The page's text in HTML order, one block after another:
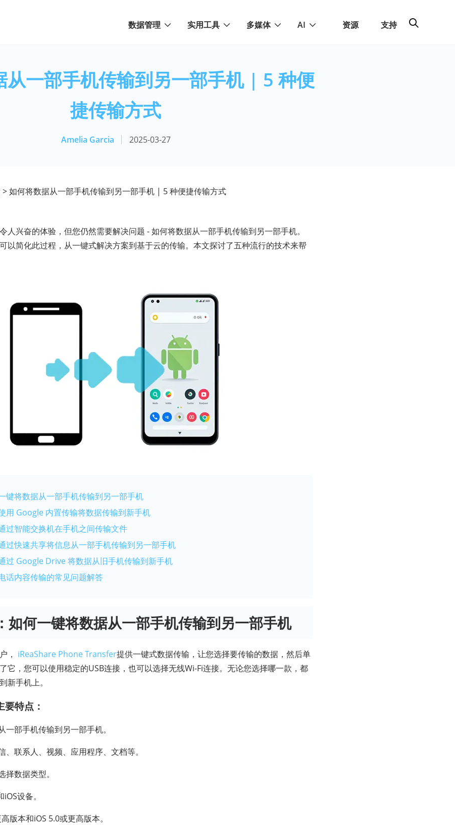
数据管理 实用工具 多媒体 AI 资源 支持
从一部手机传输到另一部手机 | 5 种便
捷传输方式
Amelia Garcia 2025-03-27
> 如何将数据从一部手机传输到另一部手机 | 5 种便捷传输方式
人兴奋的体验，但您仍然需要解决问题 - 如何将数据从一部手机传输到另一部手机。
以简化此过程，从一键式解决方案到基于云的传输。本文探讨了五种流行的技术来帮
键将数据从一部手机传输到另一部手机
用 Google 内置传输将数据传输到新手机
过智能交换机在手机之间传输文件
过快速共享将信息从一部手机传输到另一部手机
过 Google Drive 将数据从旧手机传输到新手机
话内容传输的常见问题解答
如何一键将数据从一部手机传输到另一部手机
， iReaShare Phone Transfer提供一键式数据传输，让您选择要传输的数据，然后单
它，您可以使用稳定的USB连接，也可以选择无线Wi-Fi连接。无论您选择哪一款，都
新手机上。
特点：
部手机传输到另一部手机。
、联系人、视频、应用程序、文档等。
数据类型。
设备。
版本和iOS 5.0或更高版本。